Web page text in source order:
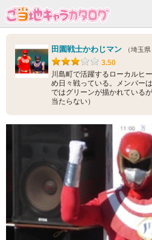
田園戦士かわじマン （埼玉
3.50
川島町で活躍するローカルヒ
め日々戦っている。メンバー
ではグリーンが描かれている
当たらない）